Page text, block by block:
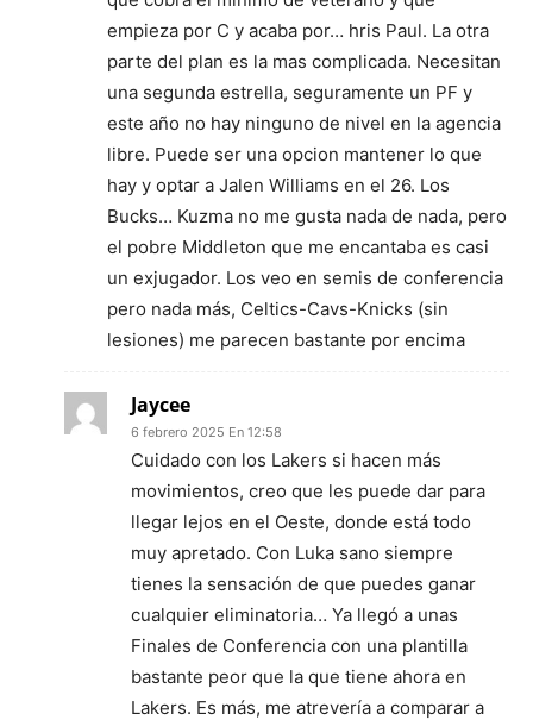
empieza por C y acaba por… hris Paul. La otra
parte del plan es la mas complicada. Necesitan
una segunda estrella, seguramente un PF y
este año no hay ninguno de nivel en la agencia
libre. Puede ser una opcion mantener lo que
hay y optar a Jalen Williams en el 26. Los
Bucks… Kuzma no me gusta nada de nada, pero
el pobre Middleton que me encantaba es casi
un exjugador. Los veo en semis de conferencia
pero nada más, Celtics-Cavs-Knicks (sin
lesiones) me parecen bastante por encima
Jaycee
6 febrero 2025 En 12:58
Cuidado con los Lakers si hacen más
movimientos, creo que les puede dar para
llegar lejos en el Oeste, donde está todo
muy apretado. Con Luka sano siempre
tienes la sensación de que puedes ganar
cualquier eliminatoria… Ya llegó a unas
Finales de Conferencia con una plantilla
bastante peor que la que tiene ahora en
Lakers. Es más, me atrevería a comparar a